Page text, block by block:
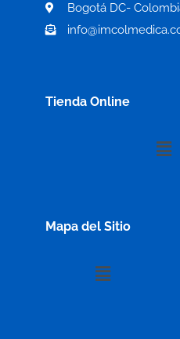
Bogotá DC-
Tienda Online
Mapa del Sitio
Menú